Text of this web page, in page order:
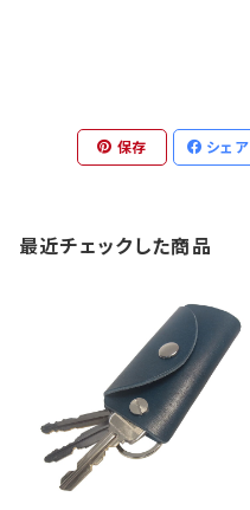
保存 シェア
最近チェックした商品